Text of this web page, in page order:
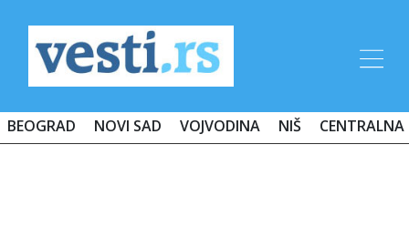
BEOGRAD NOVI SAD VOJVODINA NIŠ CENTRALNA